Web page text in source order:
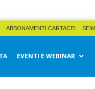
ABBONAMENTI CARTACEI
EVENTI E WEBINAR